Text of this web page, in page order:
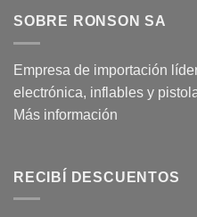
SOBRE RONSON SA
Empresa de importación
electrónica, inflables y
Más información
RECIBÍ DESCUENTOS